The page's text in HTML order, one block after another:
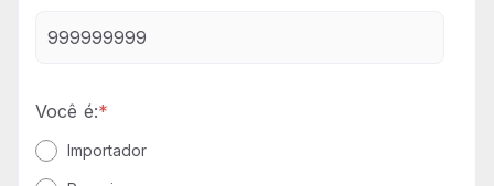
Você é:*
Importador